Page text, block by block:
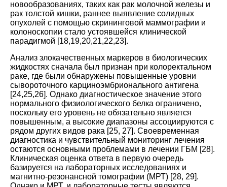
новообразованиях, таких как рак молочной железы и
рак толстой кишки, раннее выявление солидных
опухолей с помощью скрининговой маммографии и
колоноскопии стало устоявшейся клинической
парадигмой [18,19,20,21,22,23].
Анализ злокачественных маркеров в биологических
жидкостях сначала был признан при колоректальном
раке, где были обнаружены повышенные уровни
сывороточного карциноэмбрионального антигена
[24,25,26]. Однако диагностическое значение этого
нормального физиологического белка ограничено,
поскольку его уровень не обязательно является
повышенным, а высокие диапазоны ассоциируются с
рядом других видов рака [25, 27]. Своевременная
диагностика и чувствительный мониторинг лечения
остаются основными проблемами в лечении ГБМ [28].
Клиническая оценка ответа в первую очередь
базируется на лабораторных исследованиях и
магнитно-резонансной томографии (МРТ) [28, 29].